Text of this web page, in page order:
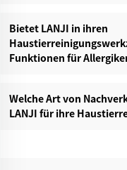
Bietet LANJI in ihren
Funktionen für
Welche Art von
LANJI für ihre